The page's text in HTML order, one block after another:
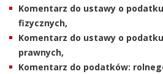
Komentarz do ustawy o
fizycznych,
Komentarz do ustawy o
prawnych,
Komentarz do podatków: